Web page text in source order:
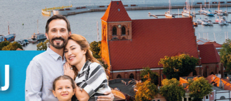
Szanujemy Twoją prywatność. Możesz zmienić ustawienia
cookies lub zaakceptować je wszystkie. W dowolnym
momencie możesz dokonać zmiany swoich ustawień.
Niezbędne
Niezbędne pliki cookies służą do prawidłowego
funkcjonowania strony internetowej i umożliwiają Ci
komfortowe korzystanie z oferowanych przez nas usług.